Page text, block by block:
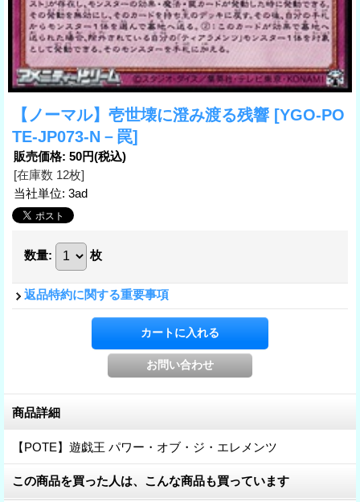
【ノーマル】壱世壊に澄み渡る残響 [YGO-PO
TE-JP073-N－罠]
販売価格: 50円(税込)
[在庫数 12枚]
当社単位: 3ad
数量: 枚
返品特約に関する重要事項
商品詳細
【POTE】遊戯王 パワー・オブ・ジ・エレメンツ
この商品を買った人は、こんな商品も買っています